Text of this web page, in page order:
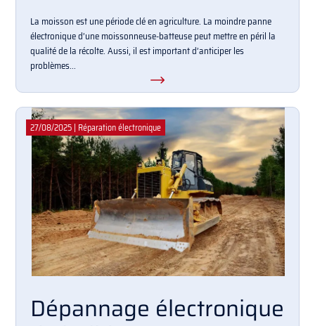
La moisson est une période clé en agriculture. La moindre panne
électronique d’une moissonneuse-batteuse peut mettre en péril la
qualité de la récolte. Aussi, il est important d’anticiper les
problèmes...
27/08/2025 | Réparation électronique
Dépannage électronique